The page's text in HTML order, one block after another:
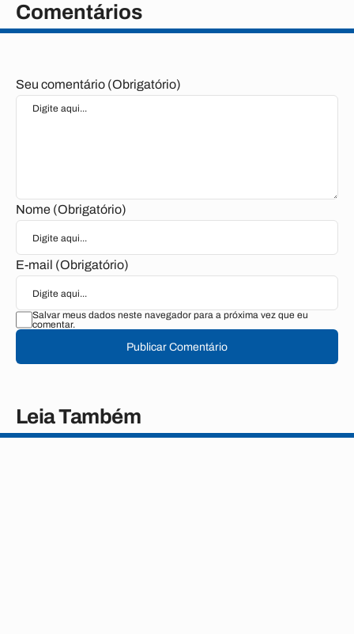
Comentários
Seu comentário (Obrigatório)
Nome (Obrigatório)
E-mail (Obrigatório)
Salvar meus dados neste navegador para a próxima vez que eu
comentar.
Publicar Comentário
Leia Também